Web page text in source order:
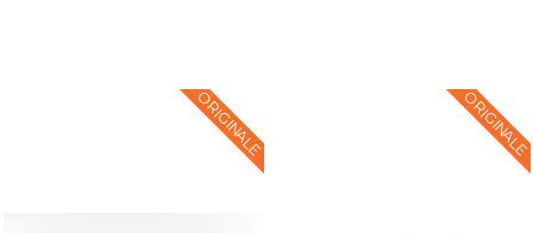
ORIGINALE ORIGINALE